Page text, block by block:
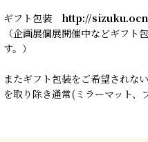
ギフト包装 http://
（企画展個展開催中などギフト
す。）
またギフト包装をご希望されな
を取り除き通常(ミラーマット、